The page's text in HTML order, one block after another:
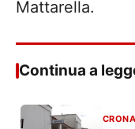
Mattarella.
Continua a